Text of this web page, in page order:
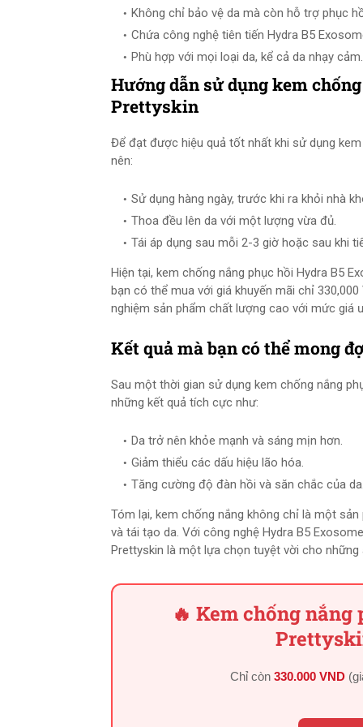
Không chỉ bảo vệ da mà còn hỗ trợ phục
Chứa công nghệ tiên tiến Hydra B5
Phù hợp với mọi loại da, kể cả da nhạy cảm.
Hướng dẫn sử dụng kem
Prettyskin
Để đạt được hiệu quả tốt nhất khi sử dụng
nên:
Sử dụng hàng ngày, trước khi ra khỏi nhà
Thoa đều lên da với một lượng vừa đủ.
Tái áp dụng sau mỗi 2-3 giờ hoặc sau khi
Hiện tại, kem chống nắng phục hồi Hydra B5
bạn có thể mua với giá khuyến mãi chỉ
nghiệm sản phẩm chất lượng cao với mức giá
Kết quả mà bạn có thể mong
Sau một thời gian sử dụng kem chống nắng
những kết quả tích cực như:
Da trở nên khỏe mạnh và sáng mịn hơn.
Giảm thiểu các dấu hiệu lão hóa.
Tăng cường độ đàn hồi và săn chắc của
Tóm lại, kem chống nắng không chỉ là một
và tái tạo da. Với công nghệ Hydra B5
Prettyskin là một lựa chọn tuyệt vời cho
🔥 Kem chống
Chỉ còn330.000 VND